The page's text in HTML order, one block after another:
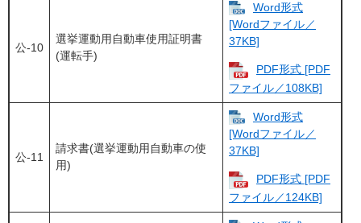
公-10
選挙運動用自動車使用証明書
(運転手)
Word形式
[Wordファイル／
37KB]
PDF形式 [PDF
ファイル／108KB]
公-11
請求書(選挙運動用自動車の使
用)
Word形式
[Wordファイル／
37KB]
PDF形式 [PDF
ファイル／124KB]